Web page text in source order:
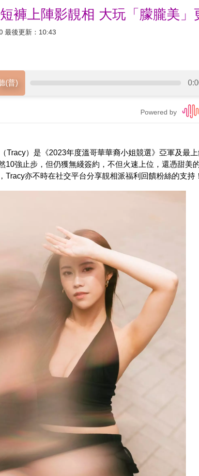
褲上陣影靚相 大玩「朦朧美」
最後更新：10:43
Tracy）是《2023年度溫哥華華裔小姐競選》亞軍及最上
10強止步，但仍獲無綫簽約，不但火速上位，還憑甜美
Tracy亦不時在社交平台分享靚相派福利回饋粉絲的支持！